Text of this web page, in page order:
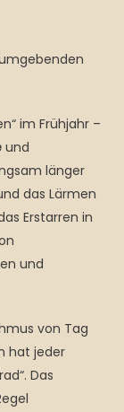
im Frühjahr –
und
länger
das Lärmen
Erstarren in
und
von Tag
hat jeder
Das